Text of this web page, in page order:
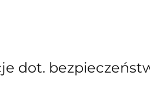
dot.